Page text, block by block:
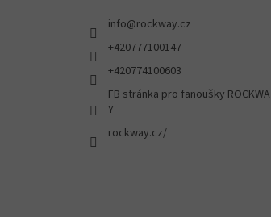
info@rockway.cz
+420777100147
+420774100603
FB stránka pro fanoušky ROCKWA
Y
rockway.cz/